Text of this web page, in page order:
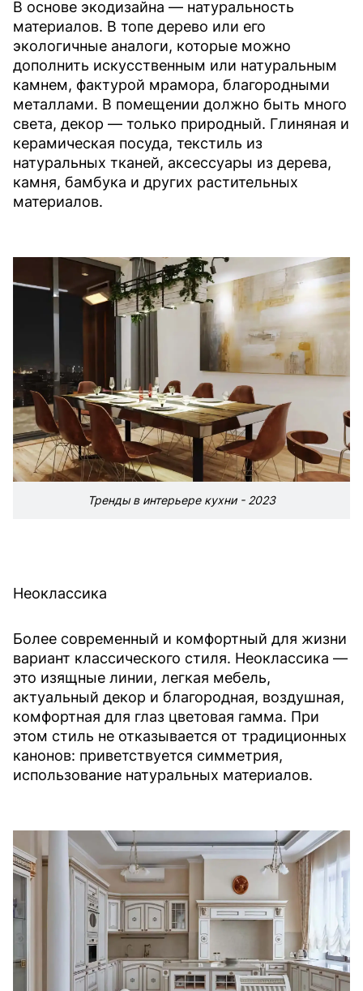
В основе экодизайна — натуральность
материалов. В топе дерево или его
экологичные аналоги, которые можно
дополнить искусственным или натуральным
камнем, фактурой мрамора, благородными
металлами. В помещении должно быть много
света, декор — только природный. Глиняная и
керамическая посуда, текстиль из
натуральных тканей, аксессуары из дерева,
камня, бамбука и других растительных
материалов.
Тренды в интерьере кухни - 2023
Неоклассика
Более современный и комфортный для жизни
вариант классического стиля. Неоклассика —
это изящные линии, легкая мебель,
актуальный декор и благородная, воздушная,
комфортная для глаз цветовая гамма. При
этом стиль не отказывается от традиционных
канонов: приветствуется симметрия,
использование натуральных материалов.